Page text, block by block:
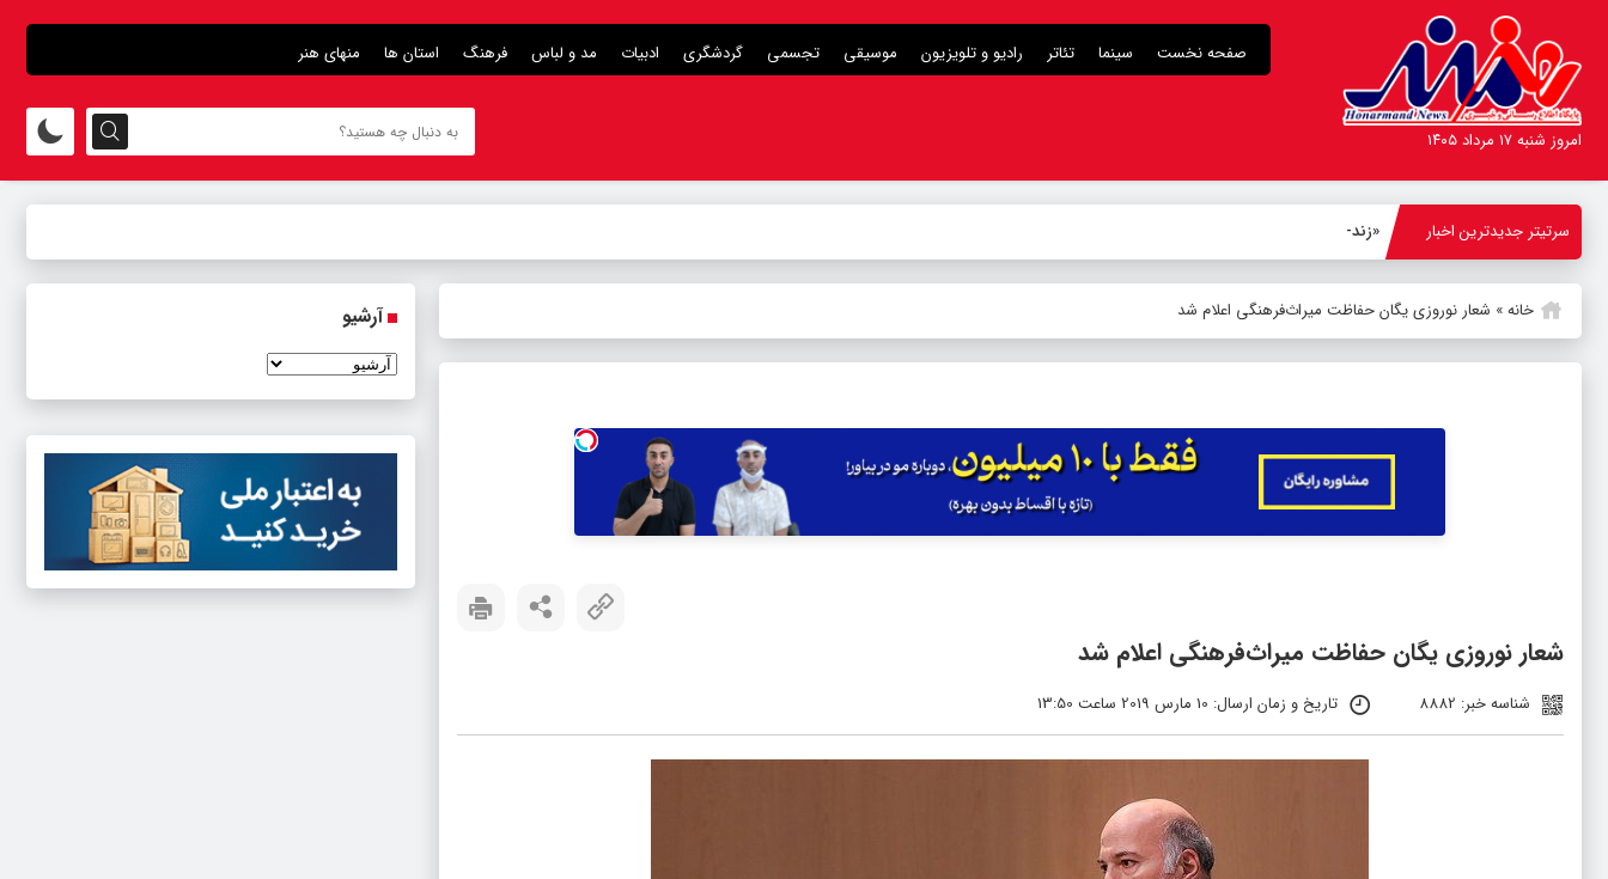
صفحه نخست سینما تئاتر رادیو و تلویزیون موسیقی تجسمی گردشگری ادبیات مد و لباس فرهنگ استان ها منهای هنر
امروز شنبه ۱۷ مرداد ۱۴۰۵
سرتیتر جدیدترین اخبار «زنده‌شور» و روای
خانه» شعار نوروزی یگان حفاظت میراث‌فرهنگی اعلام شد
شعار نوروزی یگان حفاظت میراث‌فرهنگی اعلام شد
شناسه خبر: 8882 تاریخ و زمان ارسال: 10 مارس 2019 ساعت 13:50
آرشیو